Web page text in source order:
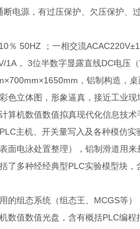
电源，有过压保护、欠压保护、
％ 50HZ ；一相交流
1A， 3位半数字显露直线DC电压
，铝制构造，桌
色立体图，形象逼真，接近工业现
算机数值数值拟真现代化信息技术
主机、开关量写入及各种模仿
面电泳处置整理），铝制滑道用
了多种经经典型PLC实验模型块
的组态系统（组态王、MCGS等）
数值数值光盘，含有概括PLC编程